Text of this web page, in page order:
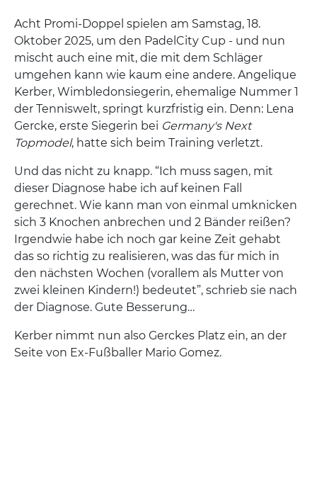
Acht Promi-Doppel spielen am Samstag, 18.
Oktober 2025, um den PadelCity Cup - und nun
mischt auch eine mit, die mit dem Schläger
umgehen kann wie kaum eine andere. Angelique
Kerber, Wimbledonsiegerin, ehemalige Nummer 1
der Tenniswelt, springt kurzfristig ein. Denn: Lena
Gercke, erste Siegerin bei Germany's Next
Topmodel, hatte sich beim Training verletzt.
Und das nicht zu knapp. “Ich muss sagen, mit
dieser Diagnose habe ich auf keinen Fall
gerechnet. Wie kann man von einmal umknicken
sich 3 Knochen anbrechen und 2 Bänder reißen?
Irgendwie habe ich noch gar keine Zeit gehabt
das so richtig zu realisieren, was das für mich in
den nächsten Wochen (vorallem als Mutter von
zwei kleinen Kindern!) bedeutet”, schrieb sie nach
der Diagnose. Gute Besserung…
Kerber nimmt nun also Gerckes Platz ein, an der
Seite von Ex-Fußballer Mario Gomez.